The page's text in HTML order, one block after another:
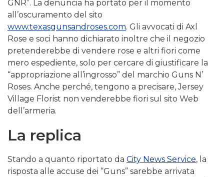
GNR”. La denuncia ha portato per il momento
all’oscuramento del sito
www.texasgunsandroses.com. Gli avvocati di Axl
Rose e soci hanno dichiarato inoltre che il negozio
pretenderebbe di vendere rose e altri fiori come
mero espediente, solo per cercare di giustificare la
“appropriazione all’ingrosso” del marchio Guns N’
Roses. Anche perché, tengono a precisare, Jersey
Village Florist non venderebbe fiori sul sito Web
dell’armeria.
La replica
Stando a quanto riportato da City News Service, la
risposta alle accuse dei “Guns” sarebbe arrivata